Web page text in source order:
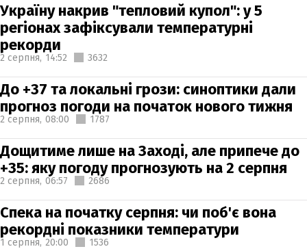
Україну накрив "тепловий купол": у 5
регіонах зафіксували температурні
рекорди
2 серпня, 14:52 3632
До +37 та локальні грози: синоптики дали
прогноз погоди на початок нового тижня
2 серпня, 08:00 1787
Дощитиме лише на Заході, але припече до
+35: яку погоду прогнозують на 2 серпня
2 серпня, 06:57 2686
Спека на початку серпня: чи поб'є вона
рекордні показники температури
1 серпня, 20:00 1536